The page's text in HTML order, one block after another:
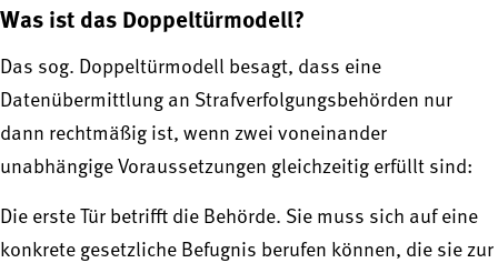
Was ist das Doppeltürmodell?
Das sog. Doppeltürmodell besagt, dass eine
Datenübermittlung an Strafverfolgungsbehörden nur
dann rechtmäßig ist, wenn zwei voneinander
unabhängige Voraussetzungen gleichzeitig erfüllt sind:
Die erste Tür betrifft die Behörde. Sie muss sich auf eine
konkrete gesetzliche Befugnis berufen können, die sie zur